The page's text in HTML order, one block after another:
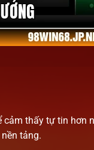
thấy tự tin hơn
tảng.